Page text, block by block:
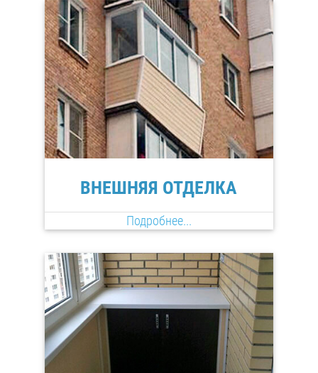
ВНЕШНЯЯ ОТДЕЛКА
Подробнее...